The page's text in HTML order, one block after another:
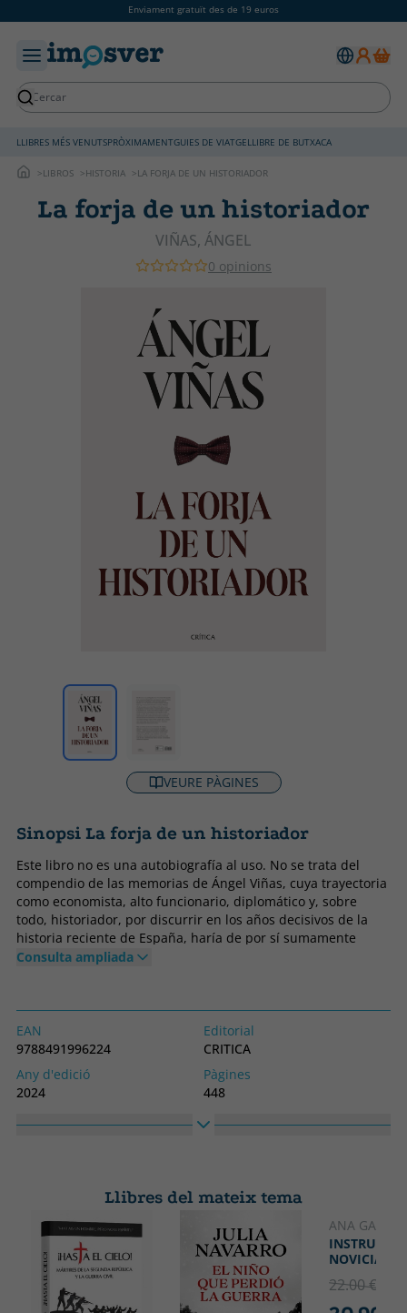
Enviament gratuït des de 19 euros
LLIBRES MÉS VENUTSPRÒXIMAMENTGUIES DE VIATGELLIBRE DE BUTXACA
LIBROS HISTORIA LA FORJA DE UN HISTORIADOR
La forja de un historiador
VIÑAS, ÁNGEL
0 opinions
VEURE PÀGINES
Sinopsi La forja de un historiador
Este libro no es una autobiografía al uso. No se trata del
compendio de las memorias de Ángel Viñas, cuya trayectoria
como economista, alto funcionario, diplomático y, sobre
todo, historiador, por discurrir en los años decisivos de la
historia reciente de España, haría de por sí sumamente
interesante su consulta. No busque el lector sumergirse en
profesiones de fe tonantes. Es decir, todo aquello que
adorna un género caracterizado por la autoindulgencia y la
búsqueda de la pose para la posteridad. No, lo que el lector
tiene entre sus manos es la experiencia personal y
profesional del historiador, una reflexión introspectiva sobre
sus motivaciones, sus influencias, sus fuentes y sus
métodos. Persigue explicar, desde su propia óptica, el
aplicando a su entorno y sus circunstancias la metodología
para esclarecer parcelas plagadas de estereotipos de
nuestra historia contemporánea y demoler, siempre
basándose en las fuentes primarias, los mitos interesados
que la han entenebrecido, desde el oro de Moscú a la
idiosincrasia violenta, corrupta y esencialmente criminal del
Consulta ampliada
EAN
9788491996224
Editorial
CRITICA
Any d'edició
2024
Pàgines
448
Idioma
Llibres del mateix tema
ANA
NOVICIAS
22.00 €